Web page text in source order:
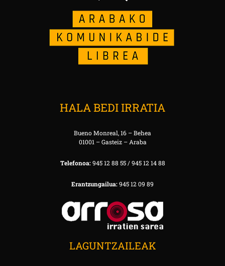
HALA BEDI IRRATIA
Bueno Monreal, 16 – Behea
01001 – Gasteiz – Araba
Telefonoa:945 12 88 55 / 945 12 14 88
Erantzungailua:945 12 09 89
LAGUNTZAILEAK